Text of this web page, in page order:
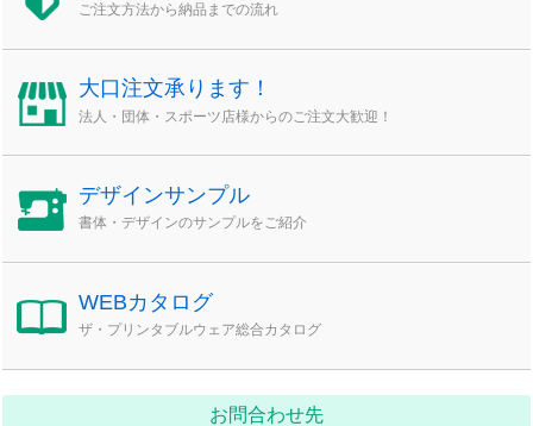
ご注文方法から納品までの流れ
大口注文承ります！
法人・団体・スポーツ店様からのご注文大歓迎！
デザインサンプル
書体・デザインのサンプルをご紹介
WEBカタログ
ザ・プリンタブルウェア総合カタログ
お問合わせ先